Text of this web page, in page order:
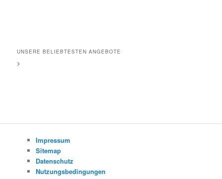
UNSERE BELIEBTESTEN ANGEBOTE
>
Impressum
Sitemap
Datenschutz
Nutzungsbedingungen